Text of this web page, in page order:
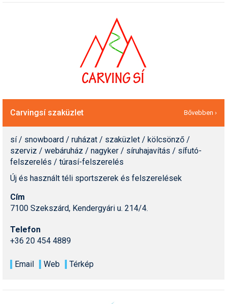
Carvingsí szaküzlet Bővebben ›
sí / snowboard / ruházat / szaküzlet / kölcsönző /
szerviz / webáruház / nagyker / síruhajavítás / sífutó-
felszerelés / túrasí-felszerelés
Új és használt téli sportszerek és felszerelések
Cím
7100 Szekszárd, Kendergyári u. 214/4.
Telefon
+36 20 454 4889
Email Web Térkép